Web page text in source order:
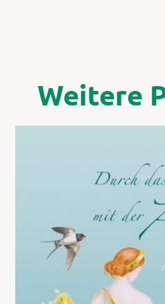
Weitere